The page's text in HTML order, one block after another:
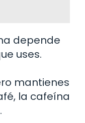
depende
uses.
mantienes
la cafeína